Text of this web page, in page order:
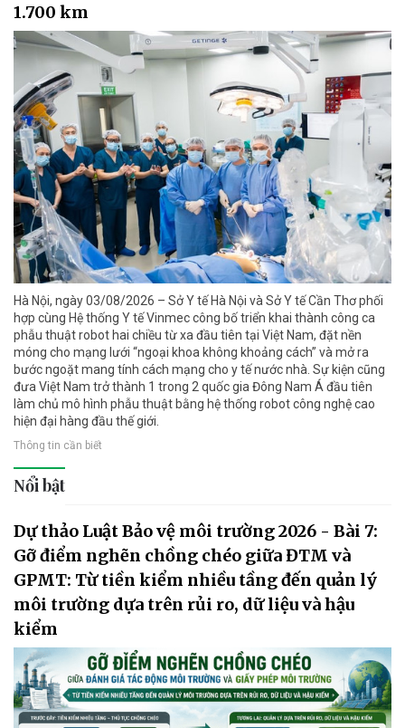
1.700 km
Hà Nội, ngày 03/08/2026 – Sở Y tế Hà Nội và Sở Y tế Cần Thơ phối
hợp cùng Hệ thống Y tế Vinmec công bố triển khai thành công ca
phẫu thuật robot hai chiều từ xa đầu tiên tại Việt Nam, đặt nền
móng cho mạng lưới “ngoại khoa không khoảng cách” và mở ra
bước ngoặt mang tính cách mạng cho y tế nước nhà. Sự kiện cũng
đưa Việt Nam trở thành 1 trong 2 quốc gia Đông Nam Á đầu tiên
làm chủ mô hình phẫu thuật bằng hệ thống robot công nghệ cao
hiện đại hàng đầu thế giới.
Thông tin cần biết
Nổi bật
Dự thảo Luật Bảo vệ môi trường 2026 - Bài 7:
Gỡ điểm nghẽn chồng chéo giữa ĐTM và
GPMT: Từ tiền kiểm nhiều tầng đến quản lý
môi trường dựa trên rủi ro, dữ liệu và hậu
kiểm